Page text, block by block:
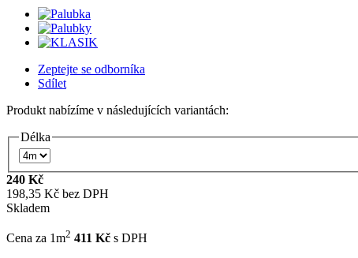
Zeptejte se odborníka
Sdílet
Produkt nabízíme v následujících variantách:
Délka
240 Kč
198,35 Kč bez DPH
Skladem
Cena za 1m2 411 Kč s DPH